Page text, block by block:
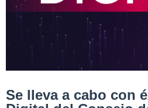
Se lleva a cabo con